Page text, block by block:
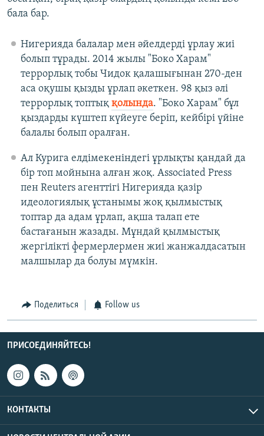
бала бар.
Нигерияда балалар мен әйелдерді ұрлау жиі
болып тұрады. 2014 жылы "Боко Харам"
террорлық тобы Чидок қалашығынан 270-ден
аса оқушы қызды ұрлап әкеткен. 98 қыз әлі
террорлық топтық қолында. "Боко Харам" бұл
қыздарды күштеп күйеуге беріп, кейбірі үйіне
балалы болып оралған.
Ал Курига елдімекеніндегі ұрлықты қандай да
бір топ мойнына алған жоқ. Associated Press
пен Reuters агенттігі Нигерияда қазір
идеологиялық ұстанымы жоқ қылмыстық
топтар да адам ұрлап, ақша талап ете
бастағанын жазады. Мұндай қылмыстық
жергілікті фермерлермен жиі жанжалдасатын
малшылар да болуы мүмкін.
Поделиться Follow us
ПРИСОЕДИНЯЙТЕСЬ!
КОНТАКТЫ